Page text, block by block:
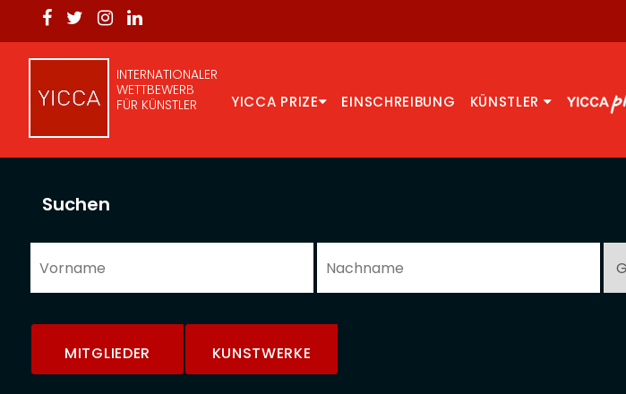
INTERNATIONALER
WETTBEWERB
FÜR KÜNSTLER
YICCA PRIZE EINSCHREIBUNG KÜNSTLER
Suchen
MITGLIEDER KUNSTWERKE